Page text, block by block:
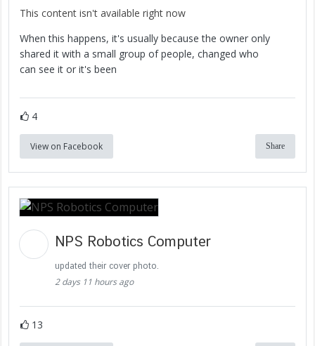
This content isn't available right now
When this happens, it's usually because the owner only
shared it with a small group of people, changed who
can see it or it's been
4
View on Facebook Share
NPS Robotics Computer
updated their cover photo.
2 days 11 hours ago
13